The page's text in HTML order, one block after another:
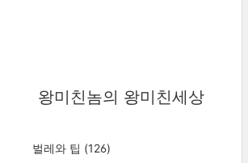
왕미친놈의 왕미친세상
벌레와 팁 (126)